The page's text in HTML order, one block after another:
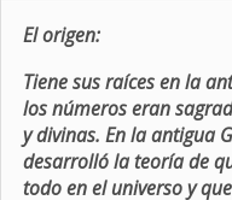
El origen:
Tiene sus raíces en la
los números eran
y divinas. En la antigua
desarrolló la teoría de
todo en el universo y